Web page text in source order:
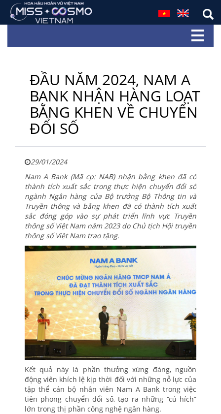
ĐẦU NĂM 2024, NAM A
BANK NHẬN HÀNG LOẠT
BẰNG KHEN VỀ CHUYỂN
ĐỔI SỐ
29/01/2024
Nam A Bank (Mã cp: NAB) nhận bằng khen đã có
thành tích xuất sắc trong thực hiện chuyển đổi số
ngành Ngân hàng của Bộ trưởng Bộ Thông tin và
Truyền thông và bằng khen đã có thành tích xuất
sắc đóng góp vào sự phát triển lĩnh vực Truyền
thông số Việt Nam năm 2023 do Chủ tịch Hội truyền
thông số Việt Nam trao tặng.
Kết quả này là phần thưởng xứng đáng, nguồn
động viên khích lệ kịp thời đối với những nỗ lực của
tập thể cán bộ nhân viên Nam A Bank trong việc
tiên phong chuyển đổi số, tạo ra những “cú hích”
lớn trong thị phần công nghệ ngân hàng.